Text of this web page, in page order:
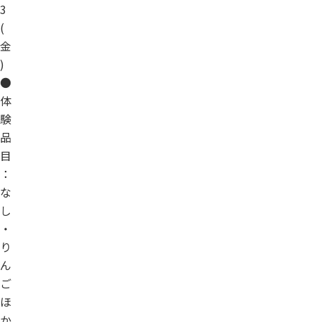
3
(
金
)
●
体
験
品
目
：
な
し
・
り
ん
ご
ほ